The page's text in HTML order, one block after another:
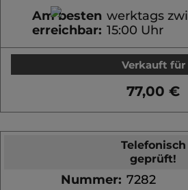
Am besten
erreichbar:
werktags
15:00 Uhr
Verkauft für
77,00 €
Telefonisch
geprüft!
Nummer: 7282